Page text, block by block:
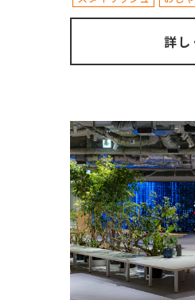
詳し